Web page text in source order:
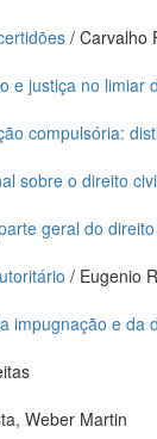
/ Carvalho
e justiça no limiar
compulsória:
sobre o direito
geral do direito
/ Eugenio
impugnação e da
Weber Martin